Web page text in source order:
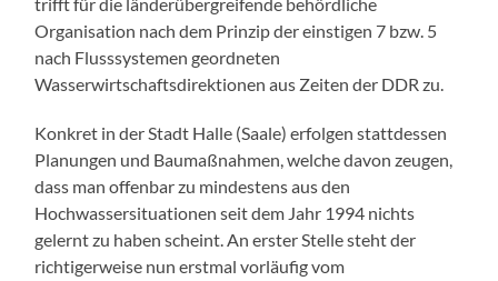
trifft für die länderübergreifende behördliche
Organisation nach dem Prinzip der einstigen 7 bzw. 5
nach Flusssystemen geordneten
Wasserwirtschaftsdirektionen aus Zeiten der DDR zu.
Konkret in der Stadt Halle (Saale) erfolgen stattdessen
Planungen und Baumaßnahmen, welche davon zeugen,
dass man offenbar zu mindestens aus den
Hochwassersituationen seit dem Jahr 1994 nichts
gelernt zu haben scheint. An erster Stelle steht der
richtigerweise nun erstmal vorläufig vom